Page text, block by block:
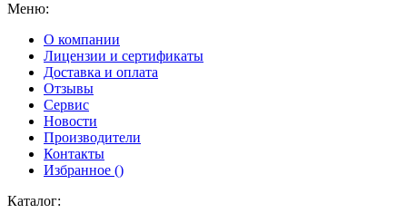
Меню:
О компании
Лицензии и сертификаты
Доставка и оплата
Отзывы
Сервис
Новости
Производители
Контакты
Избранное ()
Каталог: